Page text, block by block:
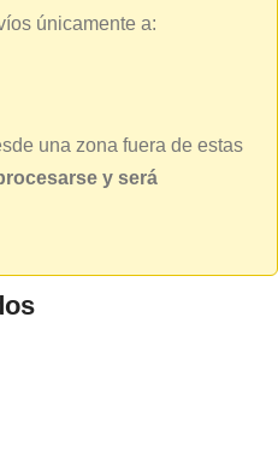
únicamente a:
una zona fuera de estas
y será